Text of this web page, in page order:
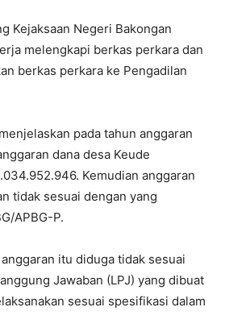
Kejaksaan Negeri Bakongan
melengkapi berkas perkara dan
berkas perkara ke Pengadilan
pada tahun anggaran
dana desa Keude
Kemudian anggaran
tidak sesuai dengan yang
APBG-P.
itu diduga tidak sesuai
Jawaban (LPJ) yang dibuat
sesuai spesifikasi dalam